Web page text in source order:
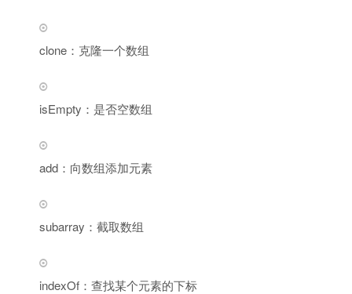
clone：克隆一个数组
isEmpty：是否空数组
add：向数组添加元素
subarray：截取数组
indexOf：查找某个元素的下标